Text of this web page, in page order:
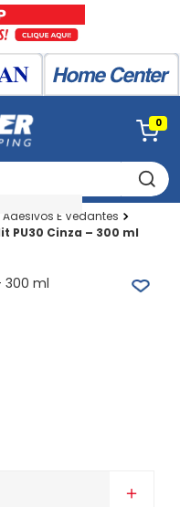
0
Adesivos E Vedantes
PU30 Cinza – 300 ml
300 ml
＋